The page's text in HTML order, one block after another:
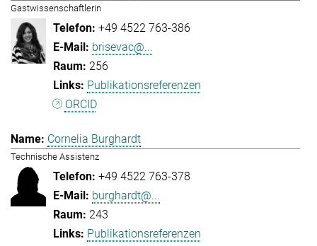
Gastwissenschaftlerin
+49 4522 763-386
brisevac@...
256
Publikationsreferenzen
ORCID
Cornelia Burghardt
Technische Assistenz
+49 4522 763-378
burghardt@...
243
Publikationsreferenzen